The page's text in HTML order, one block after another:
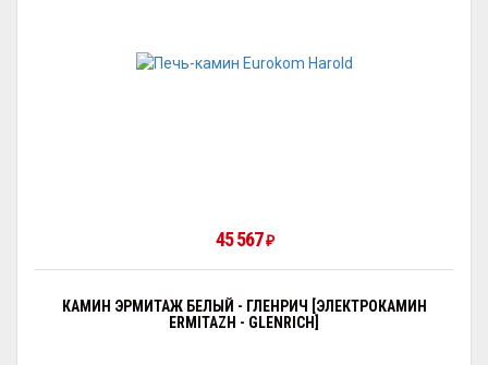
45 567₽
КАМИН ЭРМИТАЖ БЕЛЫЙ - ГЛЕНРИЧ [ЭЛЕКТРОКАМИН
ERMITAZH - GLENRICH]